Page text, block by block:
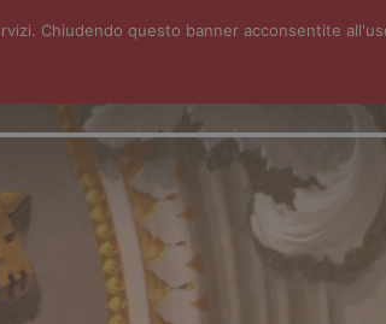
Chiudendo questo banner acconsentite